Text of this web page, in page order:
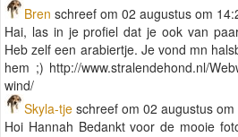
Bren schreef om 02 augustus om
Hai, las in je profiel dat je ook van
Heb zelf een arabiertje. Je vond mn
hem ;) http://www.stralendehond.nl/
wind/
Skyla-tje schreef om 02 augustus om
Hoi Hannah Bedankt voor de mooie